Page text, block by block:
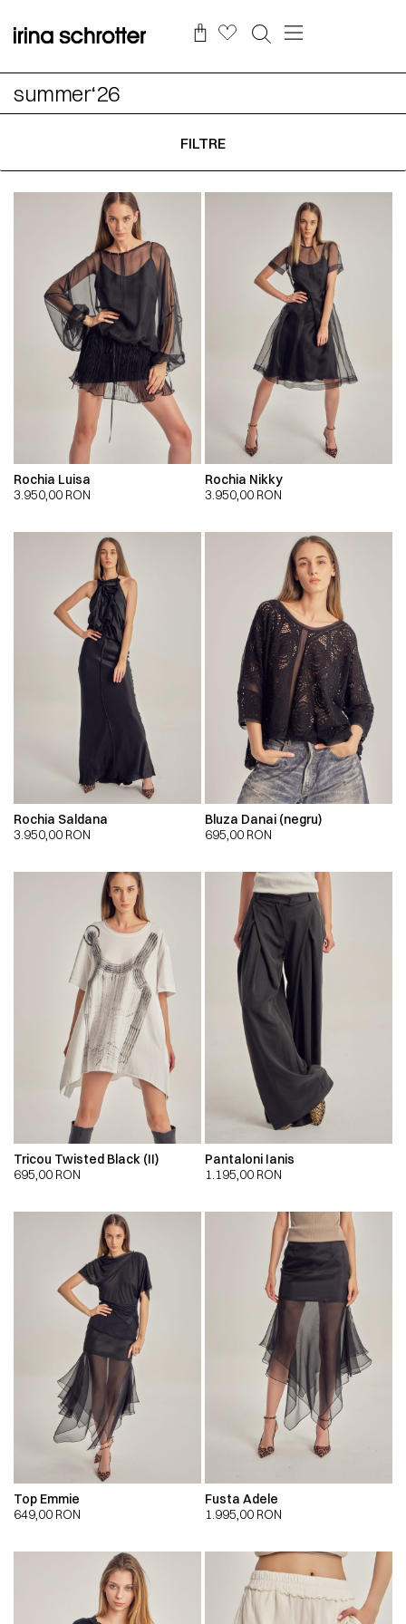
summer‘26
FILTRE
Rochia Luisa
3.950,00 RON
Rochia Nikky
3.950,00 RON
Rochia Saldana
3.950,00 RON
Bluza Danai (negru)
695,00 RON
Tricou Twisted Black (II)
695,00 RON
Pantaloni Ianis
1.195,00 RON
Top Emmie
649,00 RON
Fusta Adele
1.995,00 RON